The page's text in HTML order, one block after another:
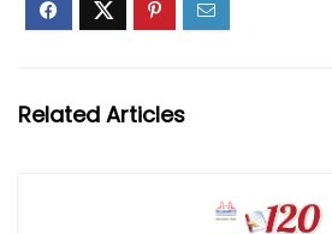
Related Articles